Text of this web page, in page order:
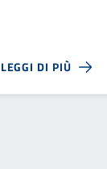
LEGGI DI PIÙ